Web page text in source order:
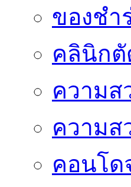
ของชำ
คลินิกตั
ความส
ความส
คอนโ